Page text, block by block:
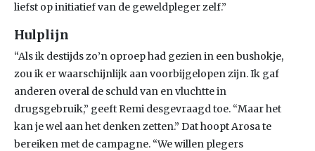
liefst op initiatief van de geweldpleger zelf.”
Hulplijn
“Als ik destijds zo’n oproep had gezien in een bushokje,
zou ik er waarschijnlijk aan voorbijgelopen zijn. Ik gaf
anderen overal de schuld van en vluchtte in
drugsgebruik,” geeft Remi desgevraagd toe. “Maar het
kan je wel aan het denken zetten.” Dat hoopt Arosa te
bereiken met de campagne. “We willen plegers